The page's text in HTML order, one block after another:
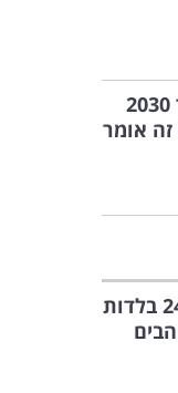
בחן את עצמך: איך 2030
אומר
אין על נוסטלגיה: 24 בלדות